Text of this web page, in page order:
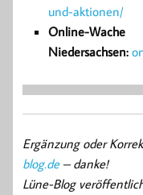
und-aktionen/
Online-Wache
Niedersachsen:
Ergänzung oder
blog.de– danke!
Lüne-Blog